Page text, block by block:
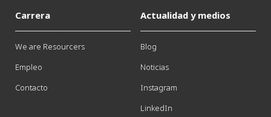
Carrera
We are Resourcers
Empleo
Contacto
Actualidad y medios
Blog
Noticias
Instagram
LinkedIn